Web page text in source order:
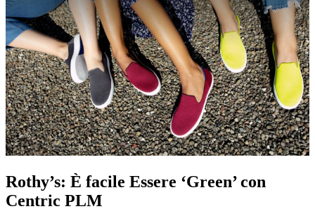
Rothy’s: È facile Essere ‘Green’ con
Centric PLM